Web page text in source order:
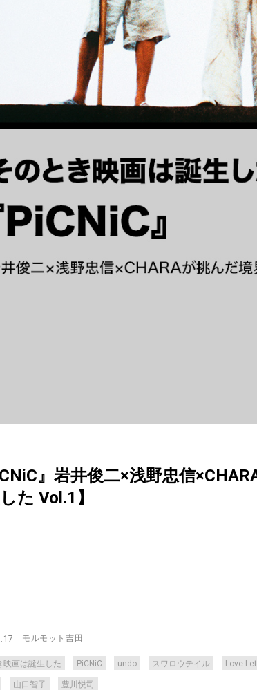
』岩井俊二×浅野忠信
た Vol.1】
モルモット吉田
映画は誕生した PiCNiC undo スワロウテイル Love
山口智子 豊川悦司